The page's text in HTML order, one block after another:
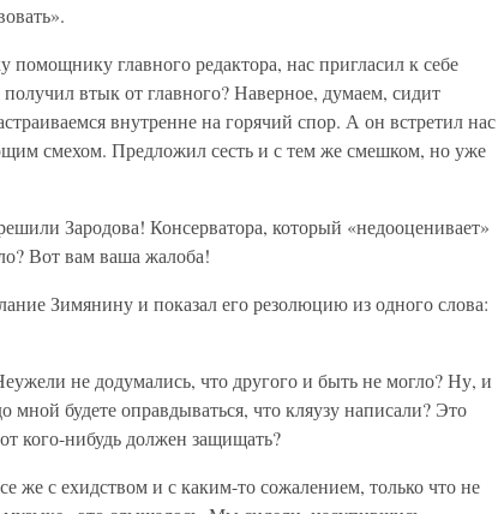
помощнику главного редактора, нас пригласил к себе
втык от главного? Наверное, думаем, сидит
внутренне на горячий спор. А он встретил нас
смехом. Предложил сесть и с тем же смешком, но уже
Зародова! Консерватора, который «недооценивает»
Вот вам ваша жалоба!
Зимянину и показал его резолюцию из одного слова:
не додумались, что другого и быть не могло? Ну, и
мной будете оправдываться, что кляузу написали? Это
кого-нибудь должен защищать?
же с ехидством и с каким-то сожалением, только что не